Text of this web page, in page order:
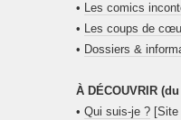
• Les comics
• Les coups de
• Dossiers &
À DÉCOUVRIR
• Qui suis-je ?